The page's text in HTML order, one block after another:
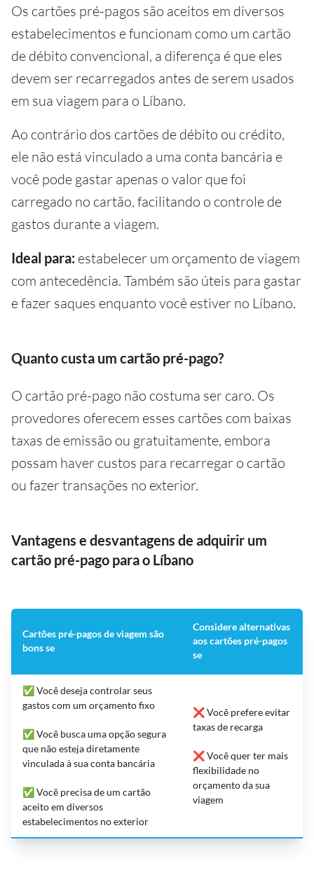
Os cartões pré-pagos são aceitos em diversos
estabelecimentos e funcionam como um cartão
de débito convencional, a diferença é que eles
devem ser recarregados antes de serem usados
em sua viagem para o Líbano.
Ao contrário dos cartões de débito ou crédito,
ele não está vinculado a uma conta bancária e
você pode gastar apenas o valor que foi
carregado no cartão, facilitando o controle de
gastos durante a viagem.
Ideal para: estabelecer um orçamento de viagem
com antecedência. Também são úteis para gastar
e fazer saques enquanto você estiver no Líbano.
Quanto custa um cartão pré-pago?
O cartão pré-pago não costuma ser caro. Os
provedores oferecem esses cartões com baixas
taxas de emissão ou gratuitamente, embora
possam haver custos para recarregar o cartão
ou fazer transações no exterior.
Vantagens e desvantagens de adquirir um
cartão pré-pago para o Líbano
Cartões pré-pagos de viagem são
bons se
Considere alternativas
aos cartões pré-pagos
se
✅ Você deseja controlar seus
gastos com um orçamento fixo
✅ Você busca uma opção segura
que não esteja diretamente
vinculada à sua conta bancária
✅ Você precisa de um cartão
aceito em diversos
estabelecimentos no exterior
❌ Você prefere evitar
taxas de recarga
❌ Você quer ter mais
flexibilidade no
orçamento da sua
viagem